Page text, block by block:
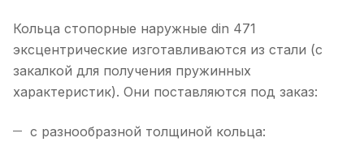
Кольца стопорные наружные din 471
эксцентрические изготавливаются из стали (с
закалкой для получения пружинных
характеристик). Они поставляются под заказ:
с разнообразной толщиной кольца: